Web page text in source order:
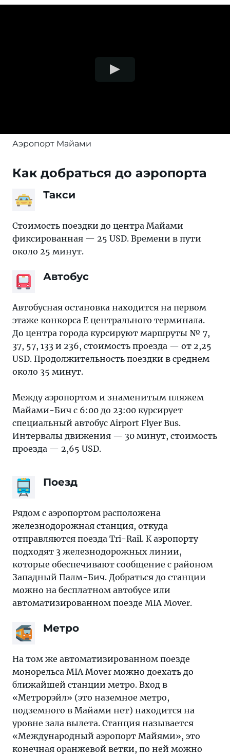
Аэропорт Майами
Как добраться до аэропорта
Такси
Стоимость поездки до центра Майами
фиксированная — 25 USD. Времени в пути
около 25 минут.
Автобус
Автобусная остановка находится на первом
этаже конкорса Е центрального терминала.
До центра города курсируют маршруты № 7,
37, 57, 133 и 236, стоимость проезда — от 2,25
USD. Продолжительность поездки в среднем
около 35 минут.
Между аэропортом и знаменитым пляжем
Майами-Бич с 6:00 до 23:00 курсирует
специальный автобус Airport Flyer Bus.
Интервалы движения — 30 минут, стоимость
проезда — 2,65 USD.
Поезд
Рядом с аэропортом расположена
железнодорожная станция, откуда
отправляются поезда Tri-Rail. К аэропорту
подходят 3 железнодорожных линии,
которые обеспечивают сообщение с районом
Западный Палм-Бич. Добраться до станции
можно на бесплатном автобусе или
автоматизированном поезде MIA Mover.
Метро
На том же автоматизированном поезде
монорельса MIA Mover можно доехать до
ближайшей станции метро. Вход в
«Метрорэйл» (это наземное метро,
подземного в Майами нет) находится на
уровне зала вылета. Станция называется
«Международный аэропорт Майями», это
конечная оранжевой ветки, по ней можно